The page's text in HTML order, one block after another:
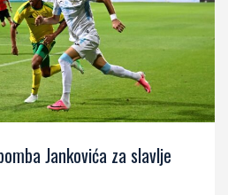
Jankovića za slavlje